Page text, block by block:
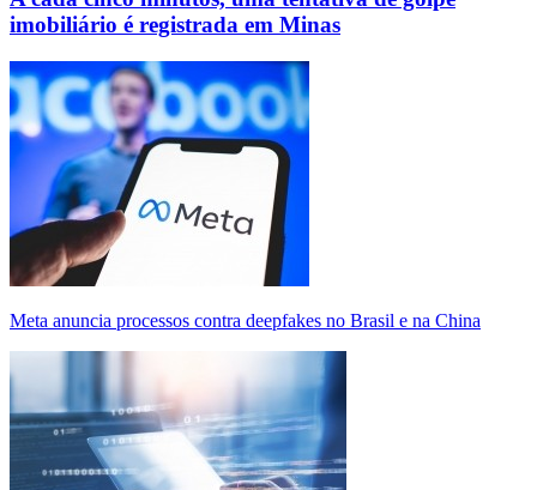
imobiliário é registrada em Minas
Meta anuncia processos contra deepfakes no Brasil e na China